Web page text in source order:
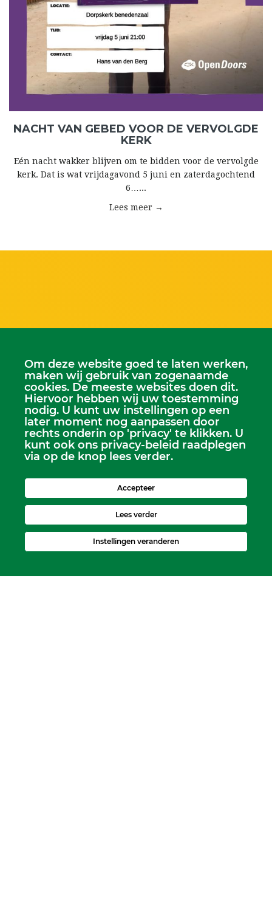
NACHT VAN GEBED VOOR DE VERVOLGDE
KERK
Eén nacht wakker blijven om te bidden voor de vervolgde
kerk. Dat is wat vrijdagavond 5 juni en zaterdagochtend
6…...
Lees meer →
Scriba
Dhr. Leen Kruithof
Om deze website goed te laten werken,
maken wij gebruik van zogenaamde
cookies. De meeste websites doen dit.
Hiervoor hebben wij uw toestemming
nodig. U kunt uw instellingen op een
later moment nog aanpassen door
rechts onderin op 'privacy' te klikken. U
kunt ook ons privacy-beleid raadplegen
via op de knop lees verder.
Accepteer
Lees verder
Instellingen veranderen